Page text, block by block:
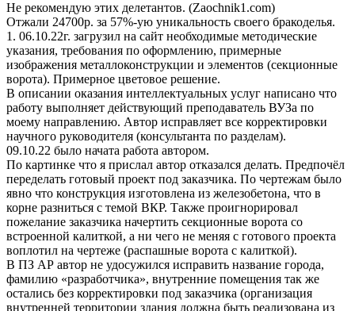
Не рекомендую этих делетантов. (Zaochnik1.com)
Отжали 24700р. за 57%-ую уникальность своего бракоделья.
1. 06.10.22г. загрузил на сайт необходимые методические
указания, требования по оформлению, примерные
изображения металлоконструкции и элементов (секционные
ворота). Примерное цветовое решение.
В описании оказания интеллектуальных услуг написано что
работу выполняет действующий преподаватель ВУЗа по
моему направлению. Автор исправляет все корректировки
научного руководителя (консультанта по разделам).
09.10.22 было начата работа автором.
По картинке что я прислал автор отказался делать. Предпочёл
переделать готовый проект под заказчика. По чертежам было
явно что конструкция изготовлена из железобетона, что в
корне разниться с темой ВКР. Также проигнорировал
пожелание заказчика начертить секционные ворота со
встроенной калиткой, а ни чего не меняя с готового проекта
воплотил на чертеже (распашные ворота с калиткой).
В ПЗ АР автор не удосужился исправить название города,
фамилию «разработчика», внутренние помещения так же
остались без корректировки под заказчика (организация
внутренней территории здания должна быть реализована из